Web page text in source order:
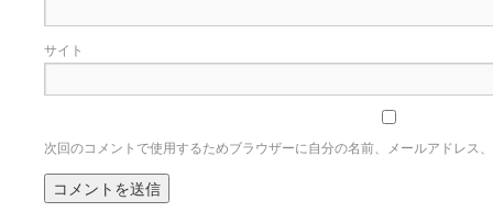
サイト
次回のコメントで使用するためブラウザーに自分の名前、メールアドレス